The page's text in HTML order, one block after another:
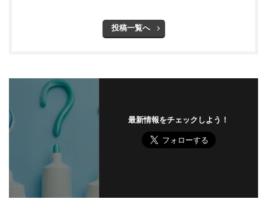
投稿一覧へ
最新情報をチェックしよう！